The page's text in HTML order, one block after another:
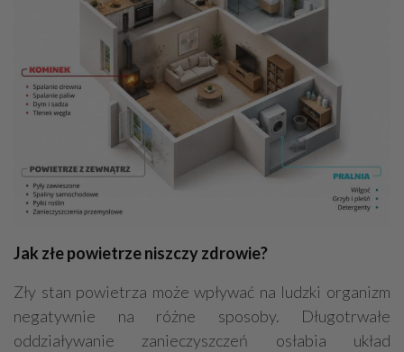
Jak złe powietrze niszczy zdrowie?
Zły stan powietrza może wpływać na ludzki organizm
negatywnie na różne sposoby. Długotrwałe
oddziaływanie zanieczyszczeń osłabia układ